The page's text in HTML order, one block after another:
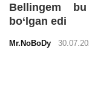
Bellingem
bo‘lgan edi
Mr.NoBoDy